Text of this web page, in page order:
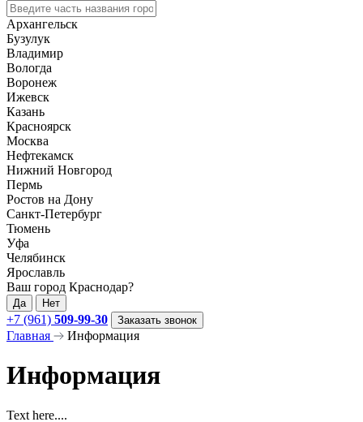
Архангельск
Бузулук
Владимир
Вологда
Воронеж
Ижевск
Казань
Красноярск
Москва
Нефтекамск
Нижний Новгород
Пермь
Ростов на Дону
Санкт-Петербург
Тюмень
Уфа
Челябинск
Ярославль
Ваш город Краснодар?
Да Нет
+7 (961) 509-99-30 Заказать звонок
Главная Информация
Информация
Text here....